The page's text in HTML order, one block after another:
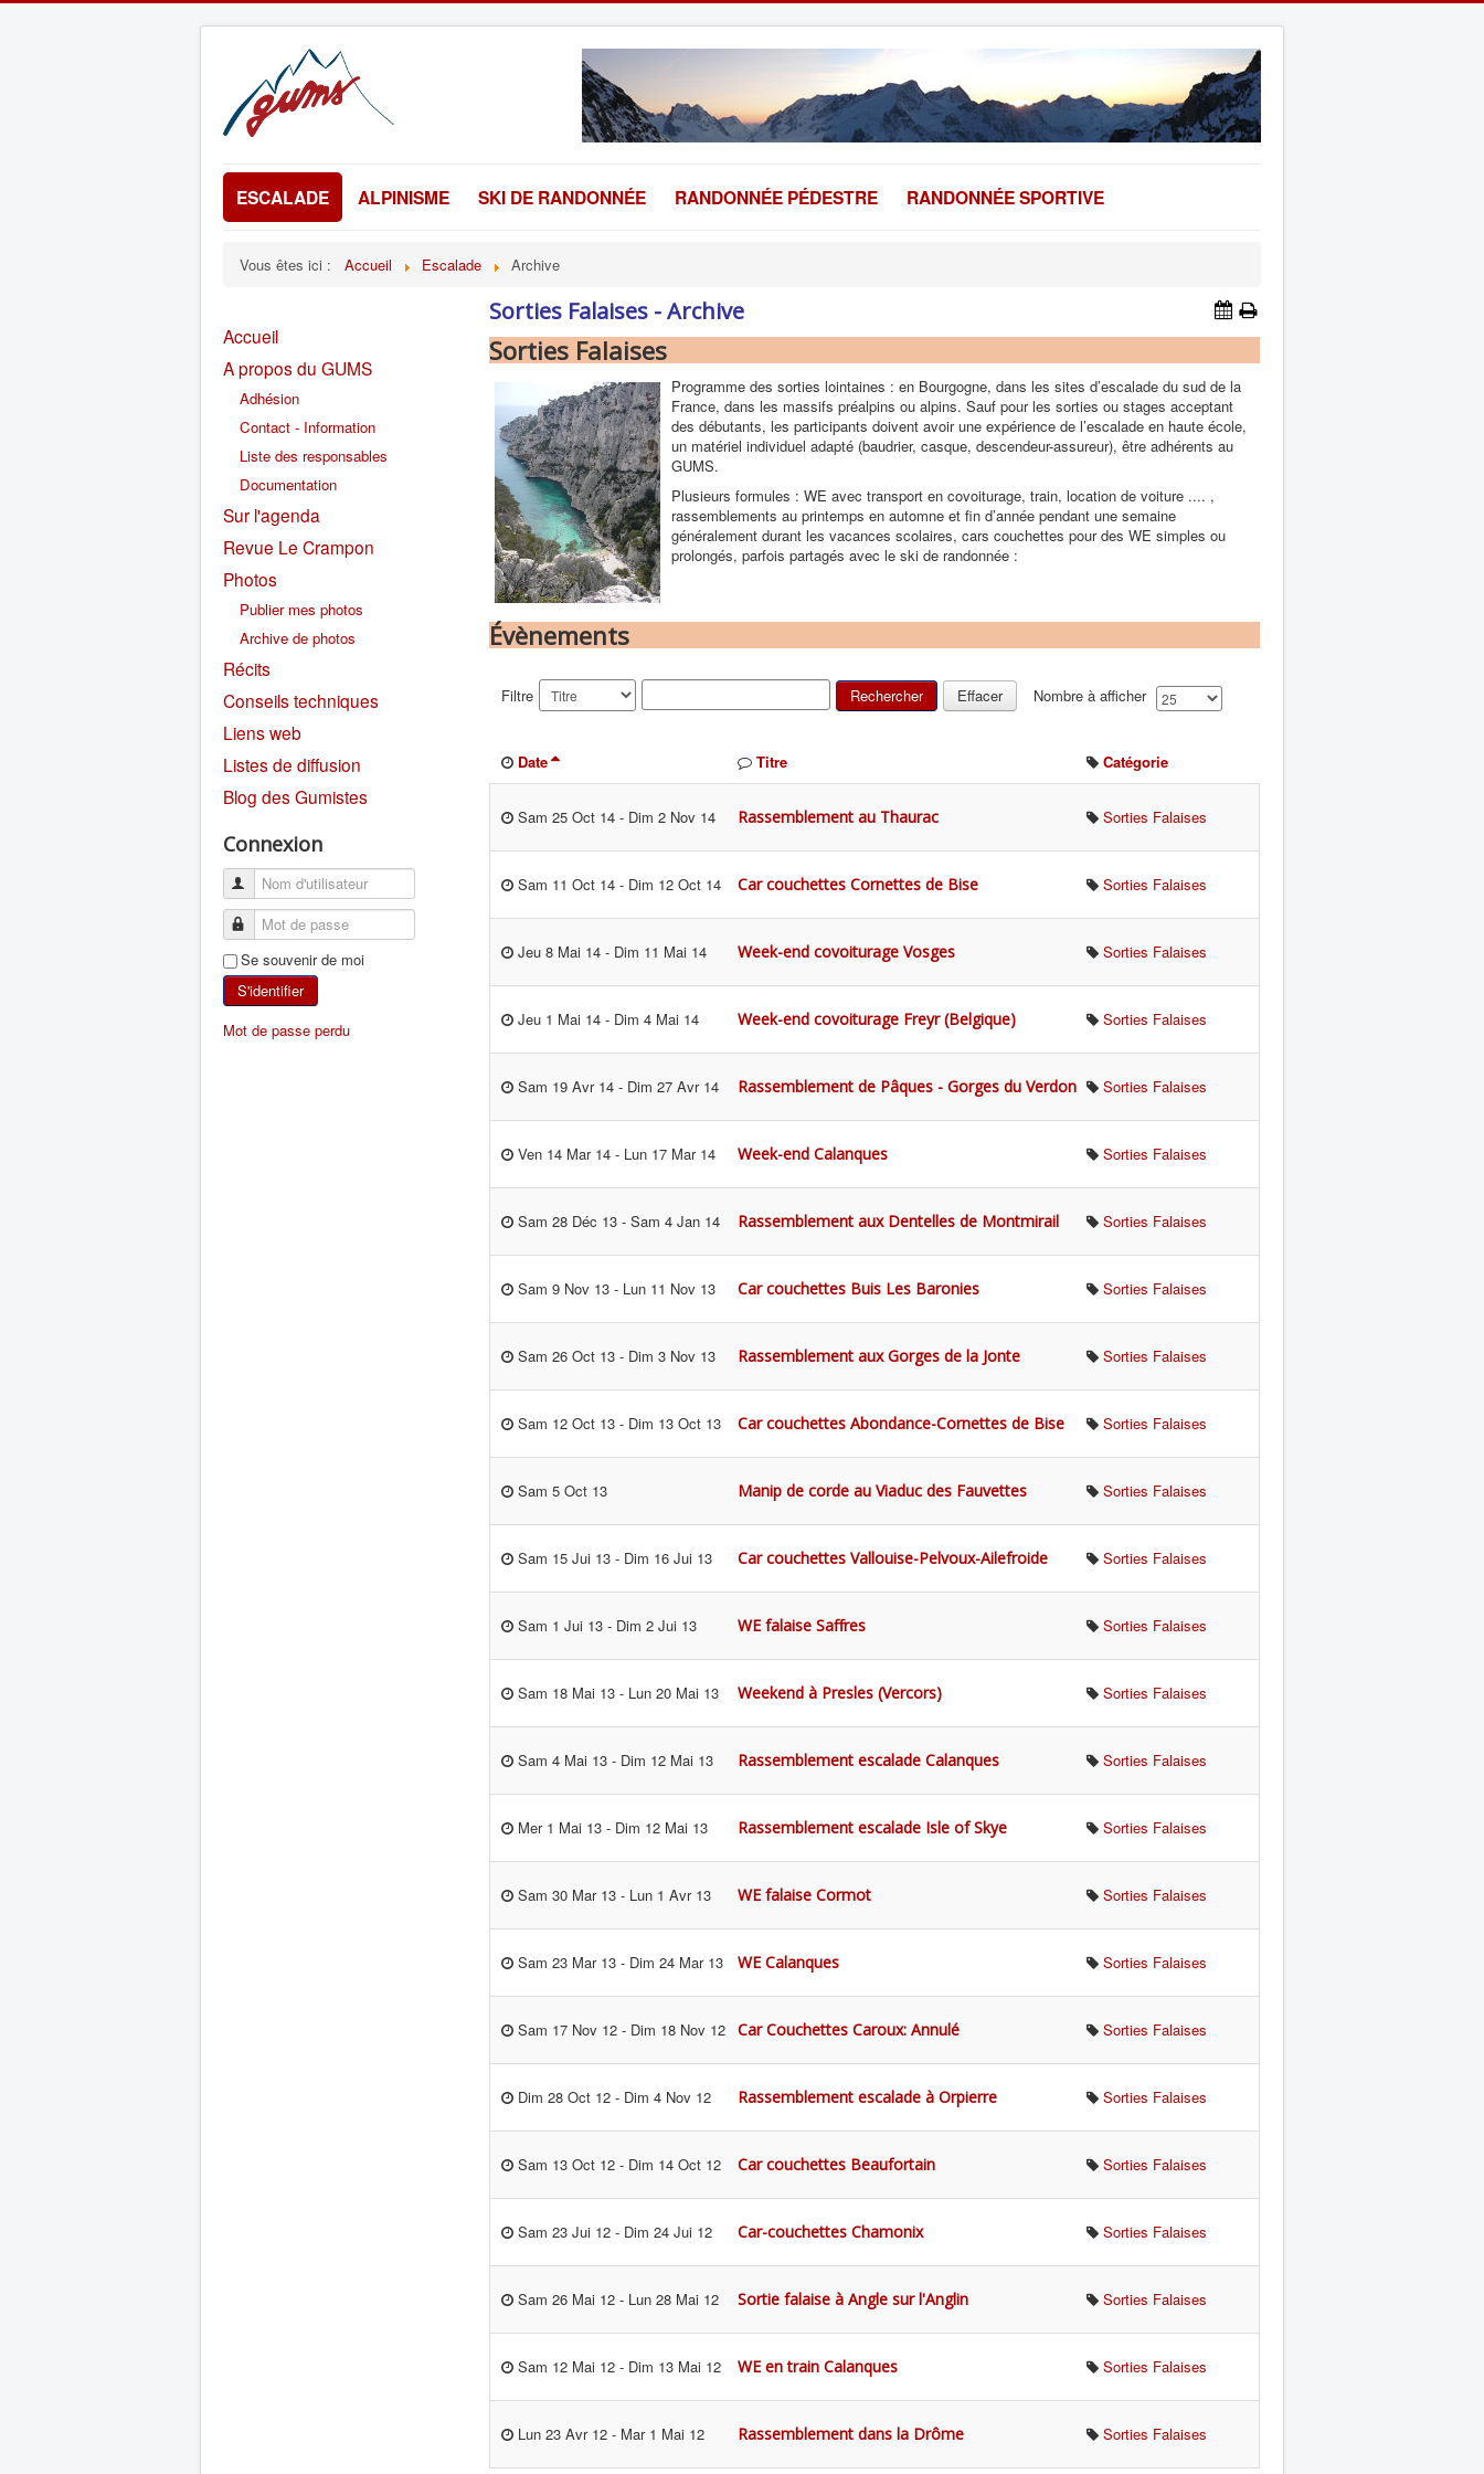
ESCALADE ALPINISME SKI DE RANDONNÉE RANDONNÉE PÉDESTRE RANDONNÉE SPORTIVE
Vous êtes ici : Accueil Escalade Archive
Accueil
A propos du GUMS
Adhésion
Contact - Information
Liste des responsables
Documentation
Sur l'agenda
Revue Le Crampon
Photos
Publier mes photos
Archive de photos
Récits
Conseils techniques
Liens web
Listes de diffusion
Blog des Gumistes
Connexion
Se souvenir de moi
S'identifier
Mot de passe perdu
Sorties Falaises - Archive
Sorties Falaises
Programme des sorties lointaines : en Bourgogne, dans les sites d’escalade du sud de la
France, dans les massifs préalpins ou alpins. Sauf pour les sorties ou stages acceptant
des débutants, les participants doivent avoir une expérience de l’escalade en haute école,
un matériel individuel adapté (baudrier, casque, descendeur-assureur), être adhérents au
GUMS.
Plusieurs formules : WE avec transport en covoiturage, train, location de voiture .... ,
rassemblements au printemps en automne et fin d’année pendant une semaine
généralement durant les vacances scolaires, cars couchettes pour des WE simples ou
prolongés, parfois partagés avec le ski de randonnée :
Évènements
Filtre Rechercher Effacer Nombre à afficher
Date Titre Catégorie
Sam 25 Oct 14 - Dim 2 Nov 14 Rassemblement au Thaurac Sorties Falaises
Sam 11 Oct 14 - Dim 12 Oct 14 Car couchettes Cornettes de Bise Sorties Falaises
Jeu 8 Mai 14 - Dim 11 Mai 14 Week-end covoiturage Vosges Sorties Falaises
Jeu 1 Mai 14 - Dim 4 Mai 14 Week-end covoiturage Freyr (Belgique) Sorties Falaises
Sam 19 Avr 14 - Dim 27 Avr 14 Rassemblement de Pâques - Gorges du Verdon Sorties Falaises
Ven 14 Mar 14 - Lun 17 Mar 14 Week-end Calanques Sorties Falaises
Sam 28 Déc 13 - Sam 4 Jan 14 Rassemblement aux Dentelles de Montmirail Sorties Falaises
Sam 9 Nov 13 - Lun 11 Nov 13 Car couchettes Buis Les Baronies Sorties Falaises
Sam 26 Oct 13 - Dim 3 Nov 13 Rassemblement aux Gorges de la Jonte Sorties Falaises
Sam 12 Oct 13 - Dim 13 Oct 13 Car couchettes Abondance-Cornettes de Bise Sorties Falaises
Sam 5 Oct 13 Manip de corde au Viaduc des Fauvettes Sorties Falaises
Sam 15 Jui 13 - Dim 16 Jui 13 Car couchettes Vallouise-Pelvoux-Ailefroide Sorties Falaises
Sam 1 Jui 13 - Dim 2 Jui 13 WE falaise Saffres Sorties Falaises
Sam 18 Mai 13 - Lun 20 Mai 13 Weekend à Presles (Vercors) Sorties Falaises
Sam 4 Mai 13 - Dim 12 Mai 13 Rassemblement escalade Calanques Sorties Falaises
Mer 1 Mai 13 - Dim 12 Mai 13 Rassemblement escalade Isle of Skye Sorties Falaises
Sam 30 Mar 13 - Lun 1 Avr 13 WE falaise Cormot Sorties Falaises
Sam 23 Mar 13 - Dim 24 Mar 13 WE Calanques Sorties Falaises
Sam 17 Nov 12 - Dim 18 Nov 12 Car Couchettes Caroux: Annulé Sorties Falaises
Dim 28 Oct 12 - Dim 4 Nov 12 Rassemblement escalade à Orpierre Sorties Falaises
Sam 13 Oct 12 - Dim 14 Oct 12 Car couchettes Beaufortain Sorties Falaises
Sam 23 Jui 12 - Dim 24 Jui 12 Car-couchettes Chamonix Sorties Falaises
Sam 26 Mai 12 - Lun 28 Mai 12 Sortie falaise à Angle sur l'Anglin Sorties Falaises
Sam 12 Mai 12 - Dim 13 Mai 12 WE en train Calanques Sorties Falaises
Lun 23 Avr 12 - Mar 1 Mai 12 Rassemblement dans la Drôme Sorties Falaises